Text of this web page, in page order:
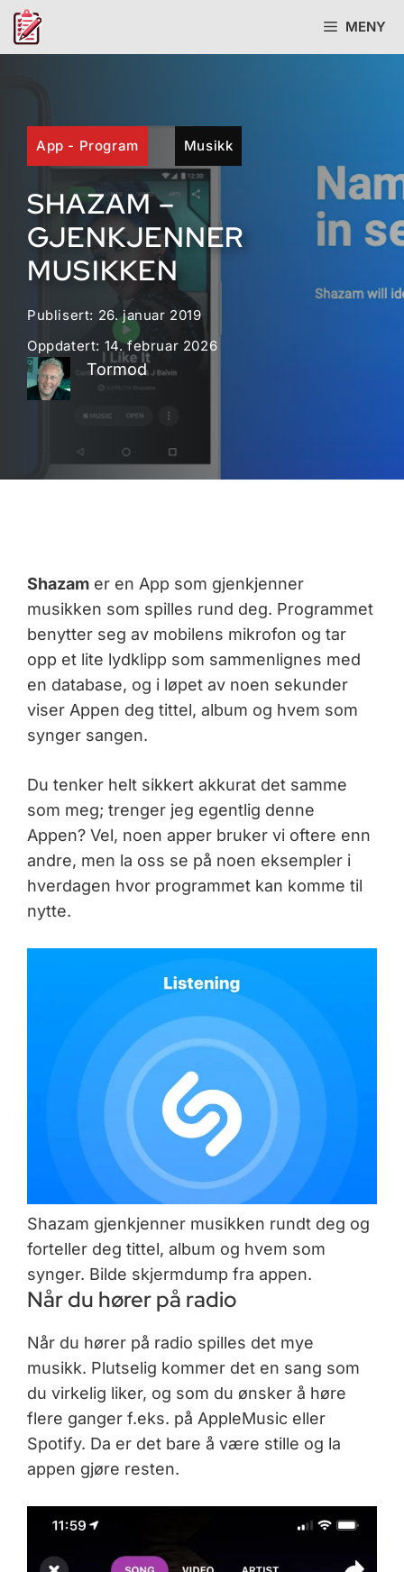
Hopp
MENY
App - Program Musikk
SHAZAM –
GJENKJENNER
MUSIKKEN
Publisert: 26. januar 2019
Oppdatert: 14. februar 2026
Tormod
Shazamer en App som gjenkjenner
musikken som spilles rund deg. Programmet
benytter seg av mobilens mikrofon og tar
opp et lite lydklipp som sammenlignes med
en database, og i løpet av noen sekunder
viser Appen deg tittel, album og hvem som
synger sangen.
Du tenker helt sikkert akkurat det samme
som meg; trenger jeg egentlig denne
Appen? Vel, noen apper bruker vi oftere enn
andre, men la oss se på noen eksempler i
hverdagen hvor programmet kan komme til
nytte.
Shazam gjenkjenner musikken rundt deg og
forteller deg tittel, album og hvem som
synger. Bilde skjermdump fra appen.
Når du hører på radio
Når du hører på radio spilles det mye
musikk. Plutselig kommer det en sang som
du virkelig liker, og som du ønsker å høre
flere ganger f.eks. på AppleMusic eller
Spotify. Da er det bare å være stille og la
appen gjøre resten.